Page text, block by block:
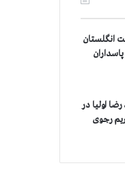
انگلستان
اولیا در
رجوی